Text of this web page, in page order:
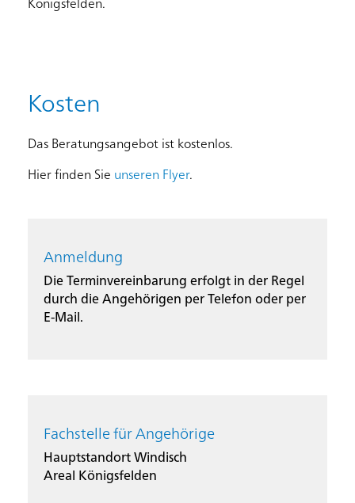
Königsfelden.
Kosten
Das Beratungsangebot ist kostenlos.
Hier finden Sie unseren Flyer.
Anmeldung
Die Terminvereinbarung erfolgt in der Regel
durch die Angehörigen per Telefon oder per
E-Mail.
Fachstelle für Angehörige
Hauptstandort Windisch
Areal Königsfelden